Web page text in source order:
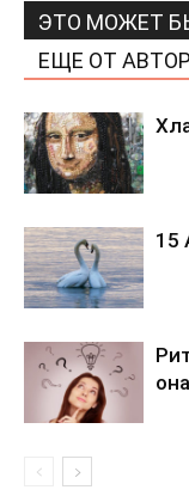
ЭТО МОЖЕТ
ЕЩЕ ОТ
15